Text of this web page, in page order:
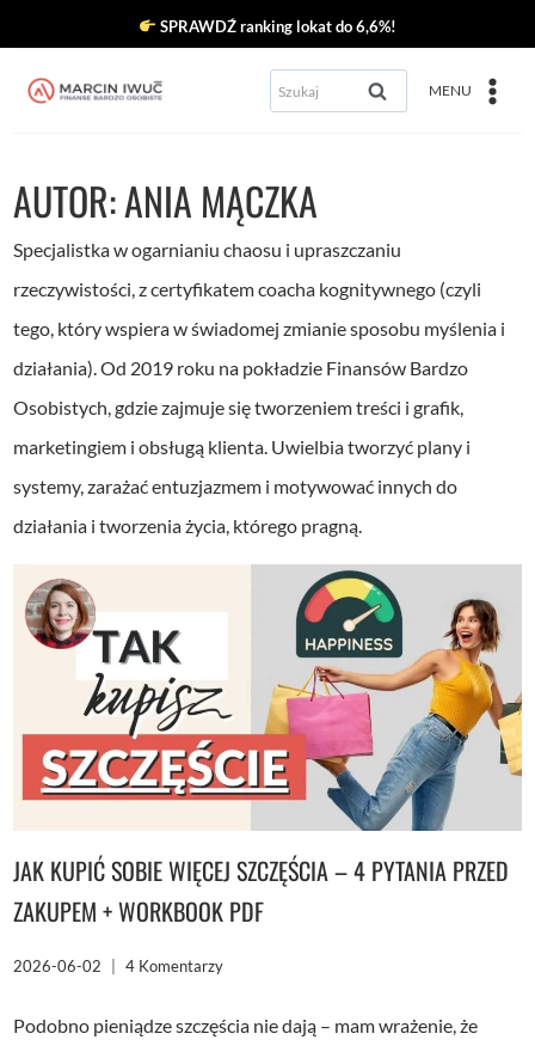
treści
SPRAWDŹ ranking lokat do 6,6%!
Szukaj: MENU
AUTOR: ANIA MĄCZKA
Specjalistka w ogarnianiu chaosu i upraszczaniu
rzeczywistości, z certyfikatem coacha kognitywnego (czyli
tego, który wspiera w świadomej zmianie sposobu myślenia i
działania). Od 2019 roku na pokładzie Finansów Bardzo
Osobistych, gdzie zajmuje się tworzeniem treści i grafik,
marketingiem i obsługą klienta. Uwielbia tworzyć plany i
systemy, zarażać entuzjazmem i motywować innych do
działania i tworzenia życia, którego pragną.
JAK KUPIĆ SOBIE WIĘCEJ SZCZĘŚCIA – 4 PYTANIA PRZED
ZAKUPEM + WORKBOOK PDF
2026-06-02 4 Komentarzy
Podobno pieniądze szczęścia nie dają – mam wrażenie, że